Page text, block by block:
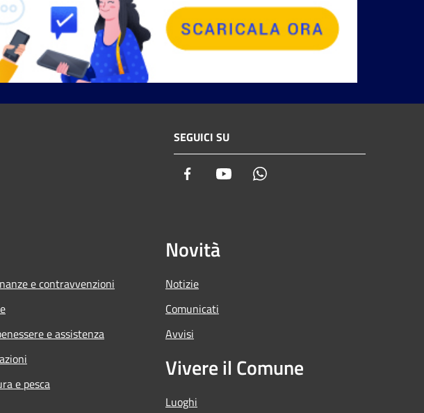
SEGUICI SU
Facebook Youtube
e contravvenzioni
e assistenza
e pesca
Novità
Notizie
Comunicati
Avvisi
Vivere il Comune
Luoghi